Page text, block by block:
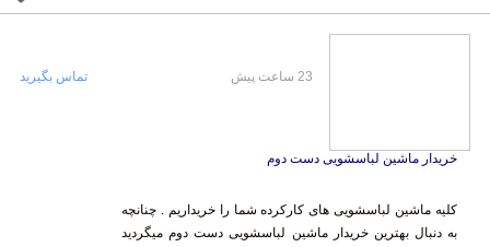
خریدار ماشین لباسشویی دست دوم
کلیه ماشین لباسشویی های کارکرده شما را خریداریم . چنانچه
به دنبال بهترین خریدار ماشین لباسشویی دست دوم میگردید
23 ساعت پیش تماس بگیرید